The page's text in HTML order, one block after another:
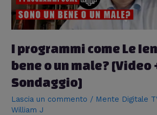
I programmi come Le
bene o un male? [Video
Sondaggio]
Lascia un commento / Mente Digitale
William J